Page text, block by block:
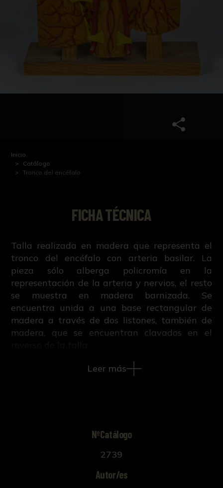
Inicio
Catálogo
Tronco del encéfalo
FICHA TÉCNICA
Talla realizada en madera que representa el
tronco del encéfalo con arteria basilar. La
pieza sólo alberga policromía en la
representación de la arteria y nervios, el resto
se muestra en madera barnizada. Se
encuentra unida a una base rectangular de
madera a través de dos listones, también de
madera, que se encuentran clavados en el
Leer más
NºCatálogo
2739
Autor/es